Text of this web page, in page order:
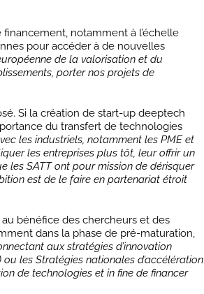
financement, notamment à l’échelle
pour accéder à de nouvelles
de la valorisation et du
porter nos projets de
Si la création de start-up deeptech
du transfert de technologies
les industriels, notamment les PME et
les entreprises plus tôt, leur offrir un
les SATT ont pour mission de dérisquer
est de le faire en partenariat étroit
bénéfice des chercheurs et des
dans la phase de pré-maturation,
aux stratégies d’innovation
les Stratégies nationales d’accélération
de technologies et in fine de financer